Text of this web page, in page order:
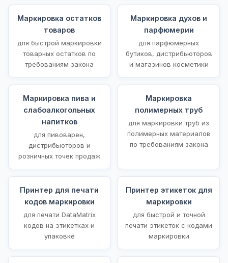
Маркировка остатков
товаров
для быстрой маркировки
товарных остатков по
требованиям закона
Маркировка духов и
парфюмерии
для парфюмерных
бутиков, дистрибьюторов
и магазинов косметики
Маркировка пива и
слабоалкогольных
напитков
для пивоварен,
дистрибьюторов и
розничных точек продаж
Маркировка
полимерных труб
для маркировки труб из
полимерных материалов
по требованиям закона
Принтер для печати
кодов маркировки
для печати DataMatrix
кодов на этикетках и
упаковке
Принтер этикеток для
маркировки
для быстрой и точной
печати этикеток с кодами
маркировки